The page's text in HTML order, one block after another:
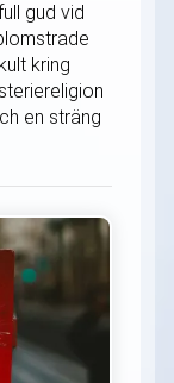
gud vid
kring
en sträng